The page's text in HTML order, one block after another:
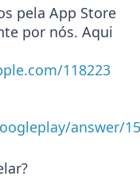
pela App Store
por nós. Aqui
118223
answer/